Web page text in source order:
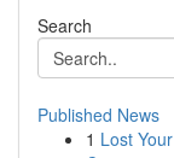
Search
Published News
1 Lost